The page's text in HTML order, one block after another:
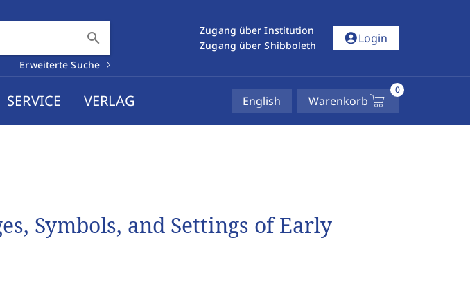
search
Erweiterte Suche
Zugang über Institution
Zugang über Shibboleth
account_circleLogin
SERVICE VERLAG English Warenkorb
0
Symbols, and Settings of Early